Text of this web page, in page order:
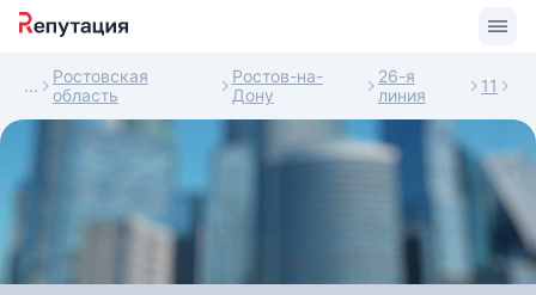
Ростовская
область
Ростов-на-
Дону
26-я
линия
11